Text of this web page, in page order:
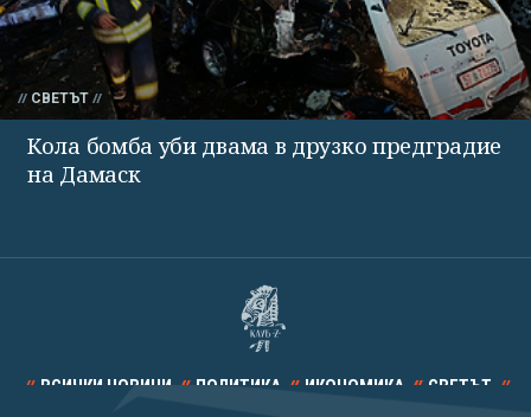
СВЕТЪТ
Кола бомба уби двама в друзко предградие
на Дамаск
ВСИЧКИ НОВИНИ ПОЛИТИКА ИКОНОМИКА СВЕТЪТ